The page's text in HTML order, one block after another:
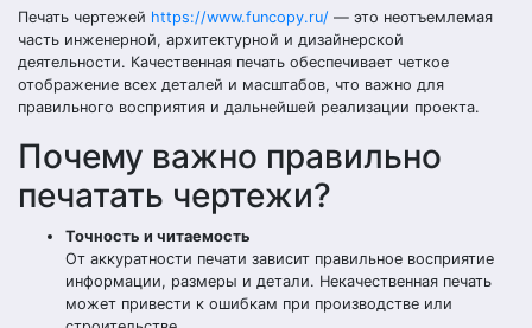
Печать чертежей https://www.funcopy.ru/ — это неотъемлемая
часть инженерной, архитектурной и дизайнерской
деятельности. Качественная печать обеспечивает четкое
отображение всех деталей и масштабов, что важно для
правильного восприятия и дальнейшей реализации проекта.
Почему важно правильно
печатать чертежи?
Точность и читаемость
От аккуратности печати зависит правильное восприятие
информации, размеры и детали. Некачественная печать
может привести к ошибкам при производстве или